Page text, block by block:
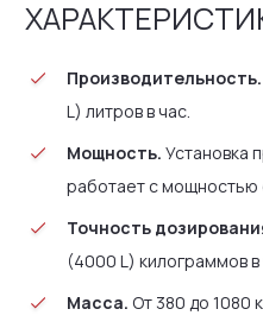
Производительность.
L) литров в час.
Мощность. Установка
работает с мощностью
Точность
(4000 L) килограммов в
Масса. От 380 до 1080